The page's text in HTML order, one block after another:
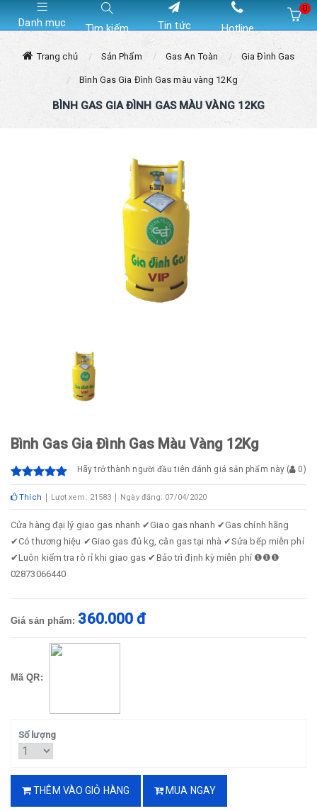
Danh mục Tìm kiếm Tin tức Hotline
0
Trang chủ Sản Phẩm Gas An Toàn Gia Đình Gas
Bình Gas Gia Đình Gas màu vàng 12Kg
BÌNH GAS GIA ĐÌNH GAS MÀU VÀNG 12KG
Bình Gas Gia Đình Gas Màu Vàng 12Kg
Hãy trở thành người đầu tiên đánh giá sản phẩm này ( 0)
Thích Lượt xem: 21583 Ngày đăng: 07/04/2020
Cửa hàng đại lý giao gas nhanh ✔Giao gas nhanh ✔Gas chính hãng
✔Có thương hiệu ✔Giao gas đủ kg, cân gas tại nhà ✔Sửa bếp miễn phí
✔Luôn kiểm tra rò rỉ khi giao gas ✔Bảo trì định kỳ miễn phí ❶❶❶
02873066440
Giá sản phẩm: 360.000 đ
Mã QR:
Số lượng
THÊM VÀO GIỎ HÀNG MUA NGAY